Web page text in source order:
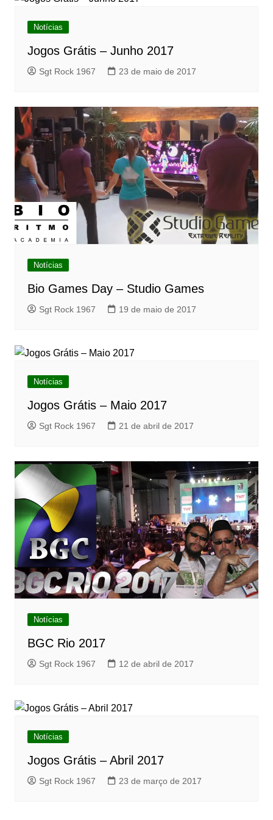
Notícias
Jogos Grátis – Junho 2017
Sgt Rock 1967 23 de maio de 2017
Notícias
Bio Games Day – Studio Games
Sgt Rock 1967 19 de maio de 2017
Notícias
Jogos Grátis – Maio 2017
Sgt Rock 1967 21 de abril de 2017
Notícias
BGC Rio 2017
Sgt Rock 1967 12 de abril de 2017
Notícias
Jogos Grátis – Abril 2017
Sgt Rock 1967 23 de março de 2017